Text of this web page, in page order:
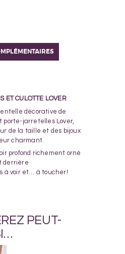
ET CULOTTE LOVER
décorative de
porte-jarretelles Lover,
de la taille et des bijoux
charmant.
profond richement orné
derrière
à voir et… à toucher!
PEUT-